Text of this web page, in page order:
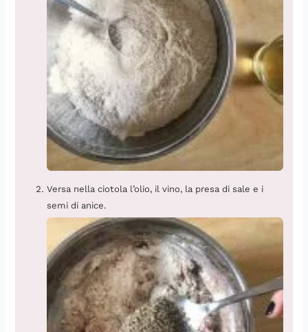
Versa nella ciotola l’olio, il vino, la presa di sale e i
semi di anice.